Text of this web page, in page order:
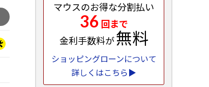
マウスのお得な分割払い
36 回まで
金利手数料が無料
ショッピングローンについて
詳しくはこちら▶